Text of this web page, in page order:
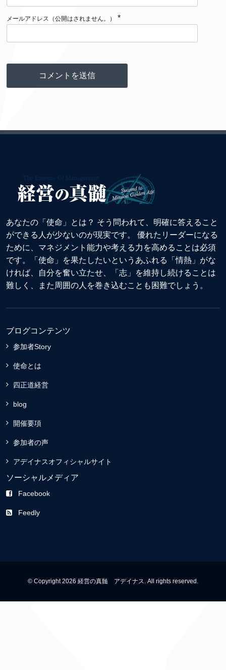
メールアドレス（公開はされません。） *
あなたの「使命」とは？ そう問われて、明確に答えること
ができる人が少ないのが現実です。 優れたリーダーになる
ために、マネジメント能力や考える力を高めることは必須
です。「使命」を果たしたいというあふれる「情熱」がな
ければ、自分を奮い立たせ、「志」を維持し続けることは
難しく、また周囲の人を巻き込むことも困難でしょう。
ブログコンテンツ
参加者Story
使命とは
四正道経営
blog
開催要項
参加者の声
アデイナスオフィシャルサイト
ソーシャルメディア
Facebook
Feedly
© Copyright 2026 経営の真髄 アデイナス. All rights reserved.